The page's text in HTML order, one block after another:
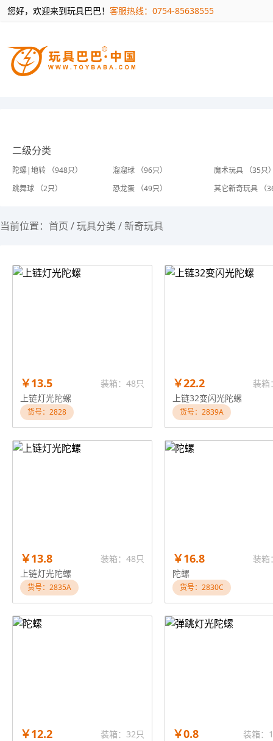
您好，欢迎来到玩具巴巴！ 客服热线：0754-85638555
二级分类
陀螺|地转 （948只） 溜溜球 （96只）
魔术玩具 （35只
跳舞球 （2只）
恐龙蛋 （49只） 其它新奇玩具 （
当前位置： 首页 /玩具分类 /新奇玩具
￥13.5
装箱：48只
上链灯光陀螺
货号：2828
￥22.2
装箱
上链32变闪光陀螺
货号：2839A
￥13.8
装箱：48只
上链灯光陀螺
货号：2835A
￥16.8
装箱
陀螺
货号：2830C
￥12.2
装箱：32只
￥0.8
装箱：